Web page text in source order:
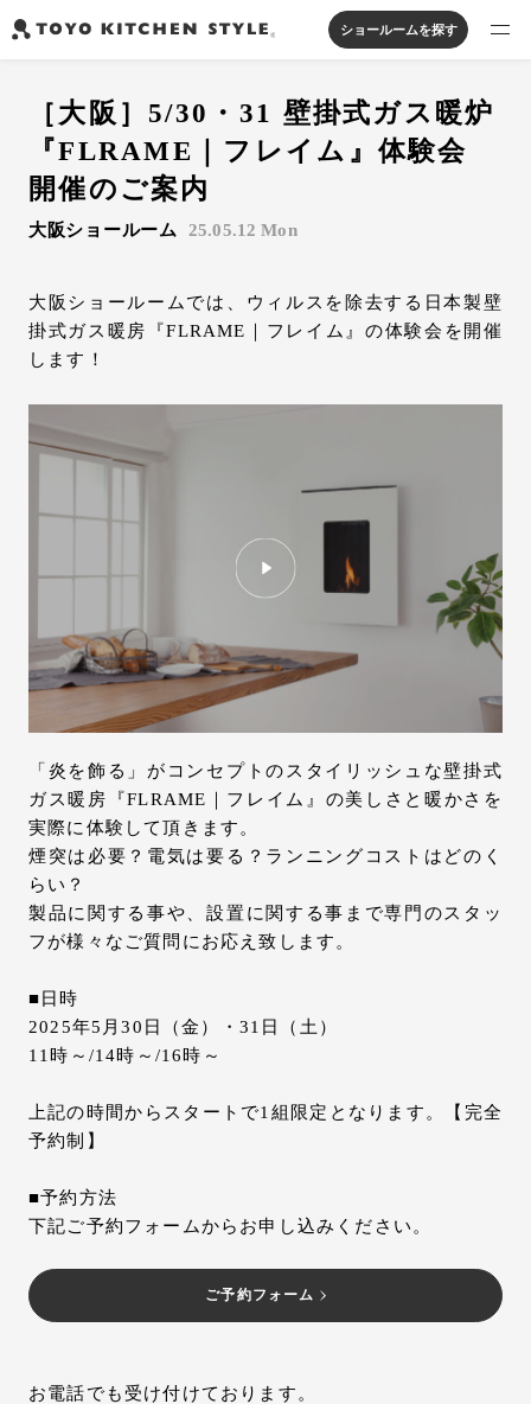
オープンキッチン
アイランドキッチン
ペニンシュラキッチン
製品を探す
システムキッチン
家具・照明・タイル
私たちについて
ジャーナルを読む
お知らせ
よくあるご質問
LANGUAGE :
CN
オンライン見積もり ショールームを探す
ショールームを探す
［大阪］5/30・31 壁掛式ガス暖炉
『FLRAME｜フレイム』体験会
開催のご案内
大阪ショールーム 25.05.12 Mon
大阪ショールームでは、ウィルスを除去する日本製壁
掛式ガス暖房『FLRAME｜フレイム』の体験会を開催
します！
「炎を飾る」がコンセプトのスタイリッシュな壁掛式
ガス暖房『FLRAME｜フレイム』の美しさと暖かさを
実際に体験して頂きます。
煙突は必要？電気は要る？ランニングコストはどのく
らい？
製品に関する事や、設置に関する事まで専門のスタッ
フが様々なご質問にお応え致します。
■日時
2025年5月30日（金）・31日（土）
11時～/14時～/16時～
上記の時間からスタートで1組限定となります。【完全
予約制】
■予約方法
下記ご予約フォームからお申し込みください。
ご予約フォーム
お電話でも受け付けております。